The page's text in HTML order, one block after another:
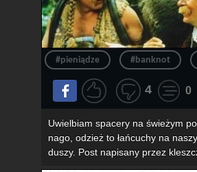
#pieniądze #banknot
4 0
Uwielbiam spacery na świeżym
nago, odzież to łańcuchy na
duszy. Post napisany przez